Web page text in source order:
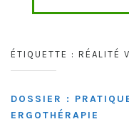
ÉTIQUETTE : RÉALITÉ
DOSSIER :
ERGOTHÉRAPIE